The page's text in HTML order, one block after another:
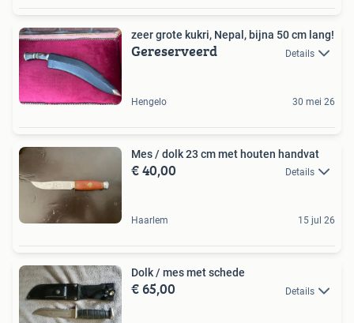
zeer grote kukri, Nepal, bijna 50 cm lang!
Gereserveerd Details
Hengelo 30 mei 26
Mes / dolk 23 cm met houten handvat
€ 40,00 Details
Haarlem 15 jul 26
Dolk / mes met schede
€ 65,00 Details